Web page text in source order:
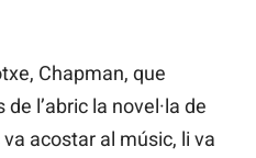
Chapman, que
l’abric la novel·la de
acostar al músic, li va